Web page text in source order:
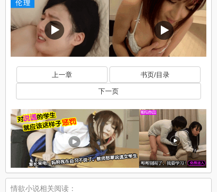
上一章 书页/目录
下一页
情欲小说相关阅读：